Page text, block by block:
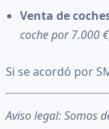
Venta de
coche por 7.000
Si se acordó por
Aviso legal: Somos